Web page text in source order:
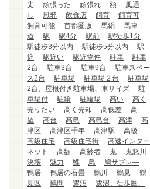
丈
頑張った 頑張れ 額
風通
し
風邪 飲食店 飼育
飼育可
飼育可能
首都圏版 馬絹
馬車
道
駅 駅4分 駅前
駅徒歩1分
駅徒歩3分以内
駅徒歩5分以内
駅
近
駅近い 駅近物件 駐車
駐車
2台
駐車3台 駐車9台
駐車スペー
ス2台
駐車場 駐車場２台
駐車場
2台、屋根付き駐車場、車サイズ
駐
車場付
駐輪 駐輪場 高い
高く
売りたい
高く売却 高低差
高
値
高台 高島 高島台 高津
高
津区
高津区千年 高津駅
高級
高級住宅
高級住宅街
高速インター
ネット
高額 高齢者 鬼
鬼怒川
決壊
魅力 鯉 鳥
鳩サブレ―
鴨居
鴨居の石畳 鶴川 鶴見
鶴
見区
鶴間 鷺沼
鷺沼、徒歩圏、